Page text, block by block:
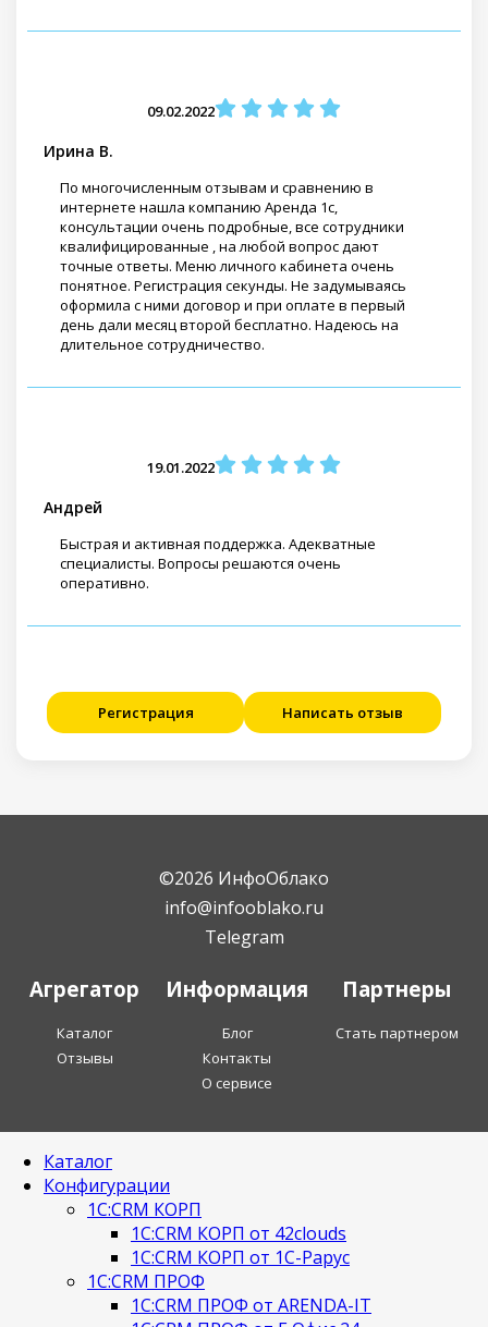
09.02.2022
Ирина В.
По многочисленным отзывам и сравнению в
интернете нашла компанию Аренда 1с,
консультации очень подробные, все сотрудники
квалифицированные , на любой вопрос дают
точные ответы. Меню личного кабинета очень
понятное. Регистрация секунды. Не задумываясь
оформила с ними договор и при оплате в первый
день дали месяц второй бесплатно. Надеюсь на
длительное сотрудничество.
19.01.2022
Андрей
Быстрая и активная поддержка. Адекватные
специалисты. Вопросы решаются очень
оперативно.
Регистрация Написать отзыв
Агрегатор
Каталог
Отзывы
Информация
Блог
Контакты
О сервисе
Партнеры
Стать партнером
©2026 ИнфоОблако
info@infooblako.ru
Telegram
Каталог
Конфигурации
1С:CRM КОРП
1С:CRM КОРП от 42clouds
1С:CRM КОРП от 1С-Рарус
1С:CRM ПРОФ
1С:CRM ПРОФ от ARENDA-IT